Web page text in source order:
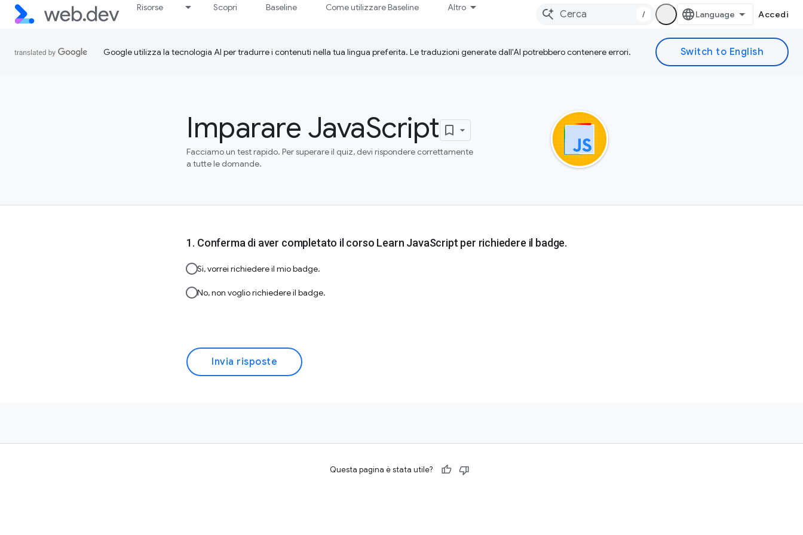
Risorse Scopri Baseline Come utilizzare Baseline Altro
/ Accedi
Google utilizza la tecnologia AI per tradurre i contenuti nella tua lingua preferita. Le traduzioni generate dall'AI potrebbero contenere errori.
Imparare JavaScript
Facciamo un test rapido. Per superare il quiz, devi rispondere correttamente
a tutte le domande.
Conferma di aver completato il corso Learn JavaScript per richiedere il badge.
Sì, vorrei richiedere il mio badge.
No, non voglio richiedere il badge.
Invia risposte
Questa pagina è stata utile?